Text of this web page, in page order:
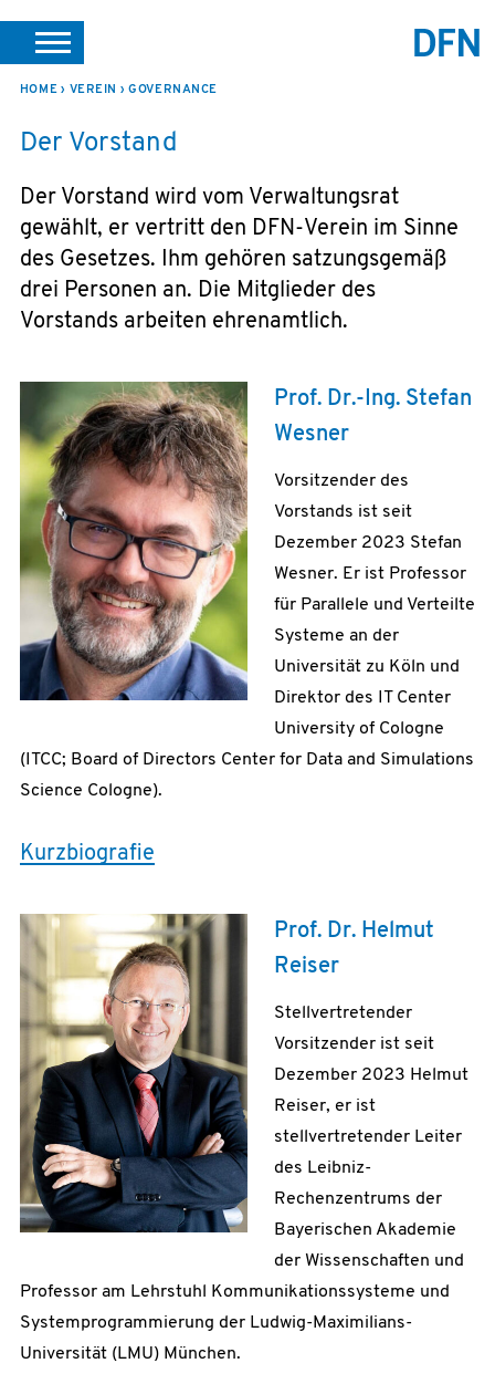
SUCHE PORTALE SUPPORT
VEREIN INTERN
HOME VEREIN GOVERNANCE
Der Vorstand
Der Vorstand wird vom Verwaltungsrat
gewählt, er vertritt den DFN-Verein im Sinne
des Gesetzes. Ihm gehören satzungsgemäß
drei Personen an. Die Mitglieder des
Vorstands arbeiten ehrenamtlich.
Prof. Dr.-Ing. Stefan
Wesner
Vorsitzender des
Vorstands ist seit
Dezember 2023 Stefan
Wesner. Er ist Professor
für Parallele und Verteilte
Systeme an der
Universität zu Köln und
Direktor des IT Center
University of Cologne
(ITCC; Board of Directors Center for Data and Simulations
Science Cologne).
Kurzbiografie
Prof. Dr. Helmut
Reiser
Stellvertretender
Vorsitzender ist seit
Dezember 2023 Helmut
Reiser, er ist
stellvertretender Leiter
des Leibniz-
Rechenzentrums der
Bayerischen Akademie
der Wissenschaften und
Professor am Lehrstuhl Kommunikationssysteme und
Systemprogrammierung der Ludwig-Maximilians-
Universität (LMU) München.